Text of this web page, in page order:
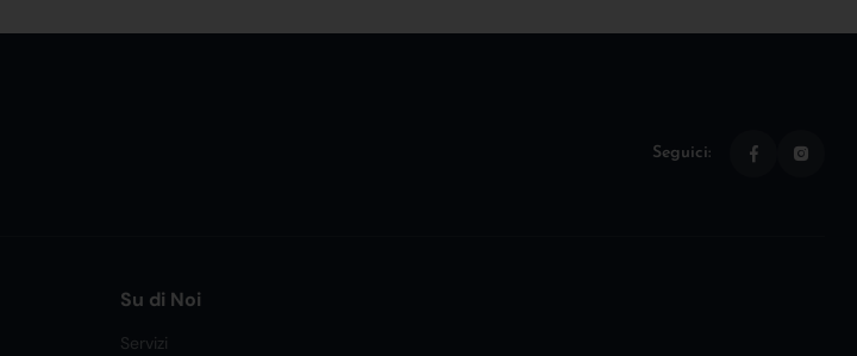
Seguici:
Su di Noi
Servizi